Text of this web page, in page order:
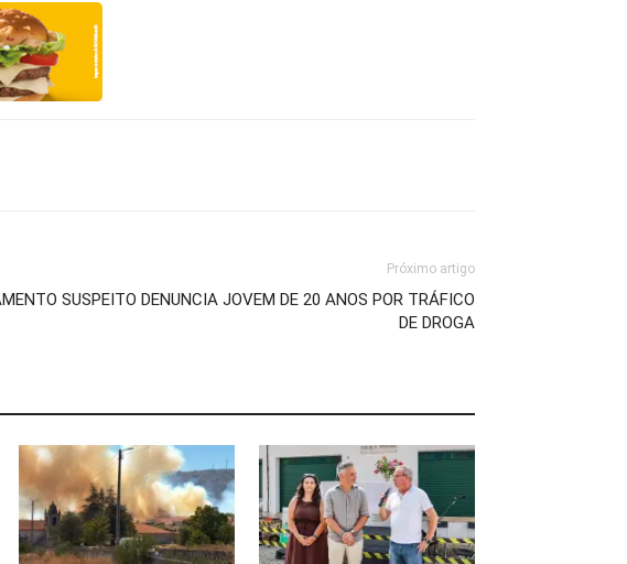
Próximo artigo
SUSPEITO DENUNCIA JOVEM DE 20 ANOS POR TRÁFICO
DE DROGA